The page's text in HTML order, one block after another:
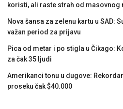
koristi, ali raste strah od masovnog
Nova šansa za zelenu kartu u SAD:
važan period za prijavu
Pica od metar i po stigla u Čikago:
za čak 35 ljudi
Amerikanci tonu u dugove:
proseku čak $40.000